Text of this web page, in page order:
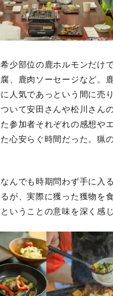
少部位の鹿ホルモンだけ
、鹿肉ソーセージなど。
人気であっという間に売
いて安田さんや松川さん
参加者それぞれの感想や
心安らぐ時間だった。猟
んでも時期問わず手に入
が、実際に獲った獲物を
いうことの意味を深く感じ